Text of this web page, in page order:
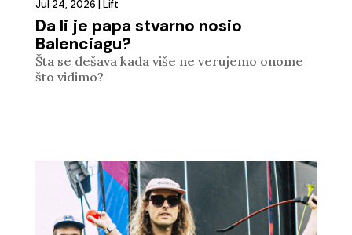
Da li je papa stvarno nosio
Balenciagu?
Jul 24, 2026 Lift
Šta se dešava kada više ne verujemo onome
što vidimo?